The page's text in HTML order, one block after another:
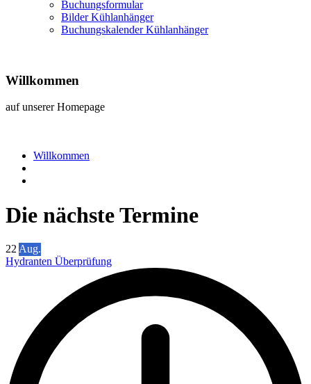
Buchungsformular
Bilder Kühlanhänger
Buchungskalender Kühlanhänger
Willkommen
auf unserer Homepage
Willkommen
Die nächste Termine
22 Aug.
Hydranten Überprüfung